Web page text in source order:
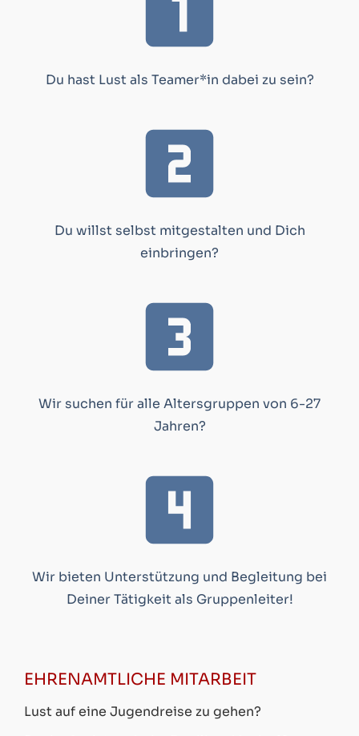
Du hast Lust als Teamer*in dabei zu sein?
Du willst selbst mitgestalten und Dich
einbringen?
Wir suchen für alle Altersgruppen von 6-27
Jahren?
Wir bieten Unterstützung und Begleitung bei
Deiner Tätigkeit als Gruppenleiter!
EHRENAMTLICHE MITARBEIT
Lust auf eine Jugendreise zu gehen?